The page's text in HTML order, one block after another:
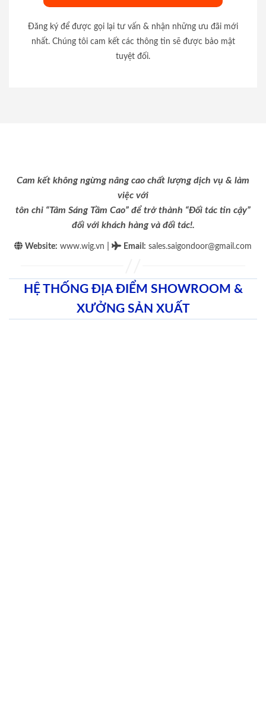
Đăng ký để được gọi lại tư vấn & nhận những ưu đãi mới
nhất. Chúng tôi cam kết các thông tin sẽ được bảo mật
tuyệt đối.
Cam kết không ngừng nâng cao chất lượng dịch vụ & làm
việc với
tôn chỉ “Tâm Sáng Tầm Cao” để trở thành “Đối tác tin cậy”
đối với khách hàng và đối tác!.
Website: www.wig.vn Email : sales.saigondoor@gmail.com
HỆ THỐNG ĐỊA ĐIỂM SHOWROOM &
XƯỞNG SẢN XUẤT